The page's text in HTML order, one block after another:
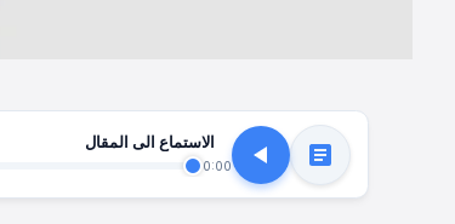
الاستماع الى المقال
0:00